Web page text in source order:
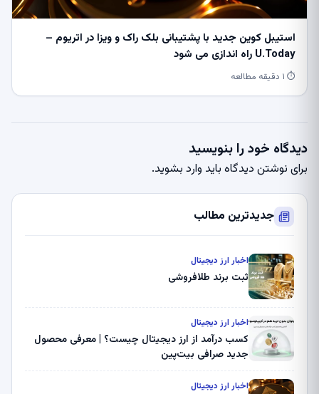
استیبل کوین جدید با پشتیبانی بلک راک و ویزا در اتریوم –
U.Today راه اندازی می شود
⏱ ۱ دقیقه مطالعه
دیدگاه خود را بنویسید
برای نوشتن دیدگاه باید وارد بشوید.
جدیدترین مطالب
اخبار ارز دیجیتال
ثبت برند طلافروشی
اخبار ارز دیجیتال
کسب درآمد از ارز دیجیتال چیست؟ | معرفی محصول
جدید صرافی بیت‌پین
اخبار ارز دیجیتال